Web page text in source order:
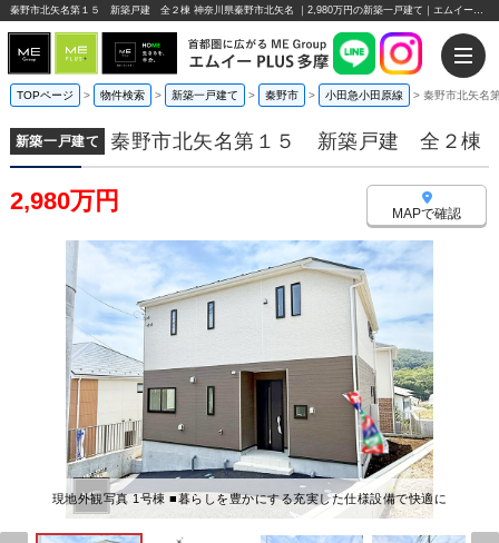
秦野市北矢名第１５ 新築戸建 全２棟 神奈川県秦野市北矢名 ｜2,980万円の新築一戸建て｜エムイーPLUS多摩
TOPページ > 物件検索 > 新築一戸建て > 秦野市 > 小田急小田原線 > 秦野市北矢
新築一戸建て 秦野市北矢名第１５ 新築戸建 全２棟
2,980万円 MAPで確認
現地外観写真 1号棟 ■暮らしを豊かにする充実した仕様設備で快適に